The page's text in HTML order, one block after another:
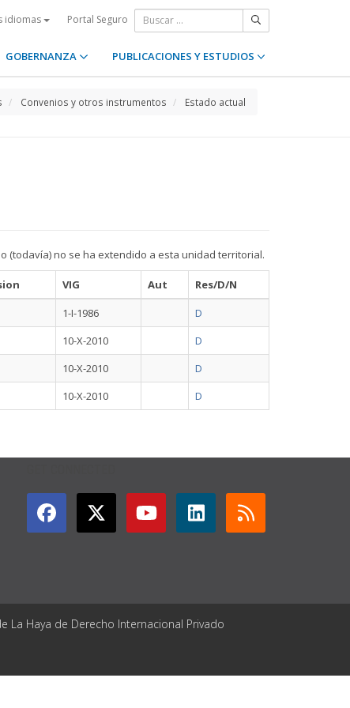
idiomas Portal Seguro
GOBERNANZA PUBLICACIONES Y ESTUDIOS
Convenios y otros instrumentos Estado actual
(todavía) no se ha extendido a esta unidad territorial.
VIG Aut
Res/D/N
1-I-1986
D
10-X-2010
D
10-X-2010
D
10-X-2010 D
La Haya de Derecho Internacional Privado